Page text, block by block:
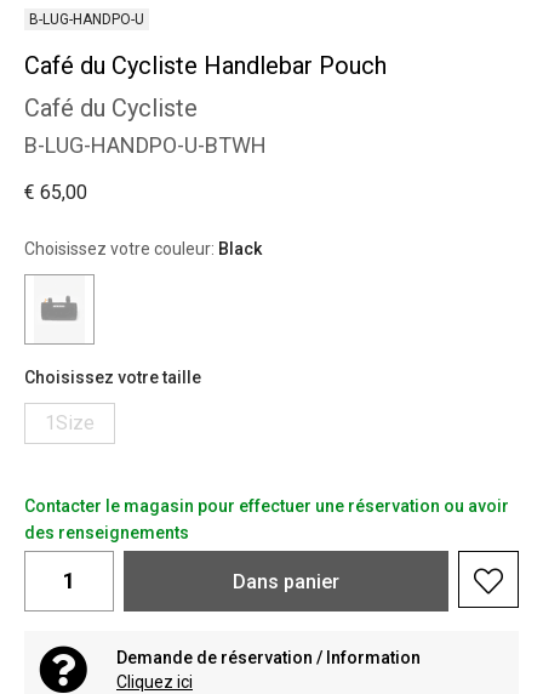
B-LUG-HANDPO-U
Café du Cycliste Handlebar Pouch
Café du Cycliste
B-LUG-HANDPO-U-BTWH
€ 65,00
Choisissez votre couleur: Black
Choisissez votre taille
1Size
Contacter le magasin pour effectuer une réservation ou avoir
des renseignements
Dans panier
Demande de réservation / Information
Cliquez ici